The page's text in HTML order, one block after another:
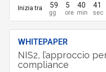
Inizia tra 59 5 40 40
WHITEPAPER
NIS2, l’approccio
compliance